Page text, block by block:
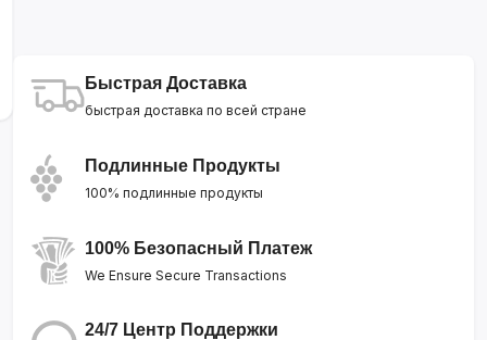
Быстрая Доставка
быстрая доставка по всей стране
Подлинные Продукты
100% подлинные продукты
100% Безопасный Платеж
We Ensure Secure Transactions
24/7 Центр Поддержки